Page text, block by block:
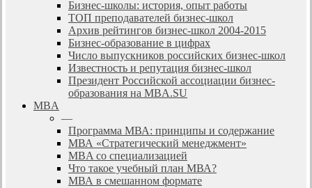
Бизнес-школы: история, опыт работы
ТОП преподавателей бизнес-школ
Архив рейтингов бизнес-школ 2004-2015
Бизнес-образование в цифрах
Число выпускников российских бизнес-школ
Известность и репутация бизнес-школ
Президент Российской ассоциации бизнес-
образования на MBA.SU
MBA
—
Программа МВА: принципы и содержание
МВА «Cтратегический менеджмент»
MBA со специализацией
Что такое учебный план МВА?
МВА в смешанном формате